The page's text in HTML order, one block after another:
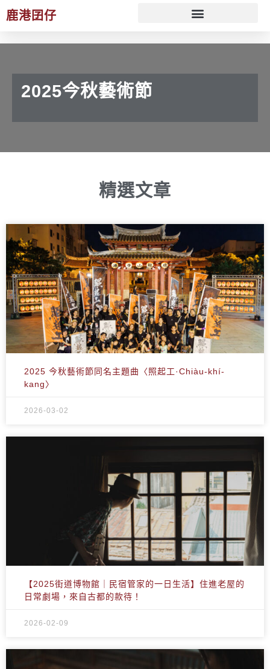
鹿港囝仔
2025今秋藝術節
精選文章
2025 今秋藝術節同名主題曲〈照起工·Chiàu-khí-
kang〉
2026-03-02
【2025街道博物館｜民宿管家的一日生活】住進老屋的
日常劇場，來自古都的款待！
2026-02-09